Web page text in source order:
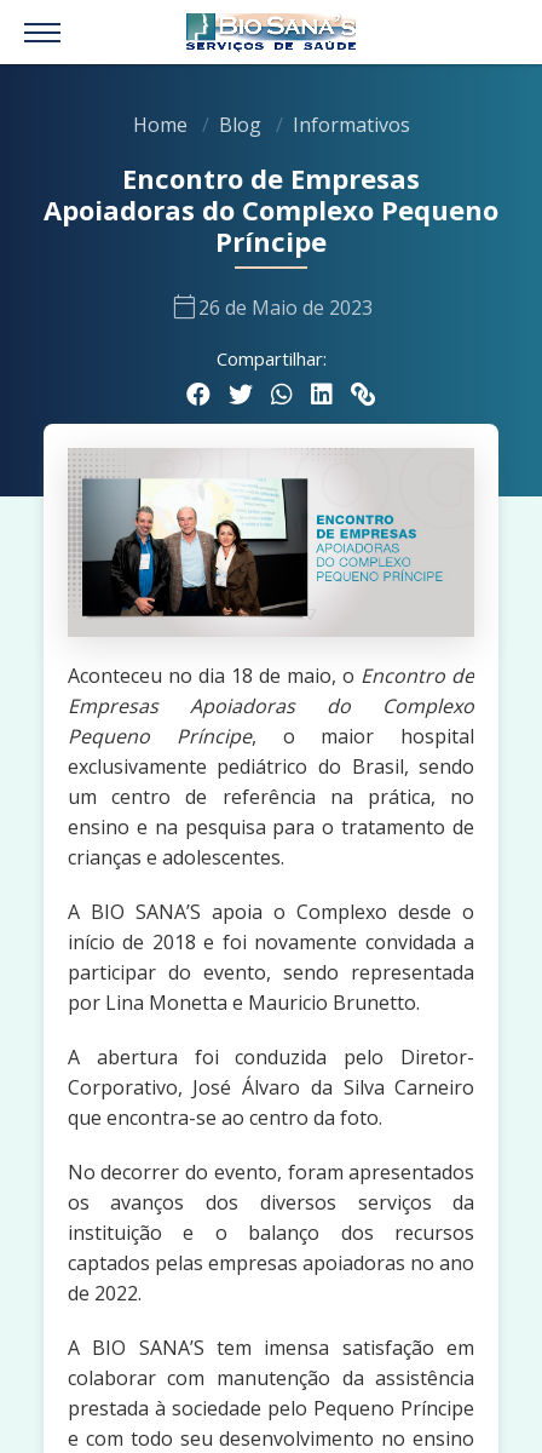
Home Blog Informativos
Encontro de Empresas
Apoiadoras do Complexo Pequeno
Príncipe
calendar_today26 de Maio de 2023
Compartilhar:
Aconteceu no dia 18 de maio, o Encontro de
Empresas Apoiadoras do Complexo
Pequeno Príncipe, o maior hospital
exclusivamente pediátrico do Brasil, sendo
um centro de referência na prática, no
ensino e na pesquisa para o tratamento de
crianças e adolescentes.
A BIO SANA’S apoia o Complexo desde o
início de 2018 e foi novamente convidada a
participar do evento, sendo representada
por Lina Monetta e Mauricio Brunetto.
A abertura foi conduzida pelo Diretor-
Corporativo, José Álvaro da Silva Carneiro
que encontra-se ao centro da foto.
No decorrer do evento, foram apresentados
os avanços dos diversos serviços da
instituição e o balanço dos recursos
captados pelas empresas apoiadoras no ano
de 2022.
A BIO SANA’S tem imensa satisfação em
colaborar com manutenção da assistência
prestada à sociedade pelo Pequeno Príncipe
e com todo seu desenvolvimento no ensino